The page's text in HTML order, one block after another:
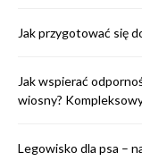
Jak przygotować się
Jak wspierać
wiosny?
Legowisko dla psa –